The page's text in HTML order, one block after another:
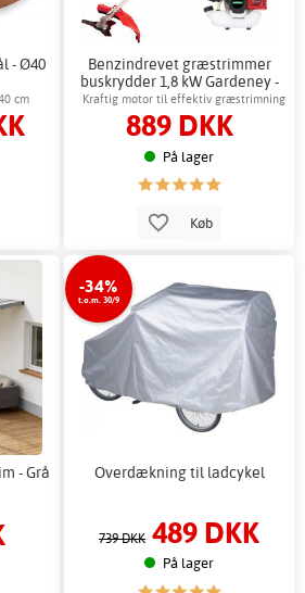
- Ø40
cm
Benzindrevet græstrimmer
buskrydder 1,8 kW Gardeney -
2-taktsmotor
Kraftig motor til effektiv græstrimning
889 DKK
På lager
Køb
- Grå
-34%
t.o.m. 30/9
Overdækning til ladcykel
739 DKK 489 DKK
På lager